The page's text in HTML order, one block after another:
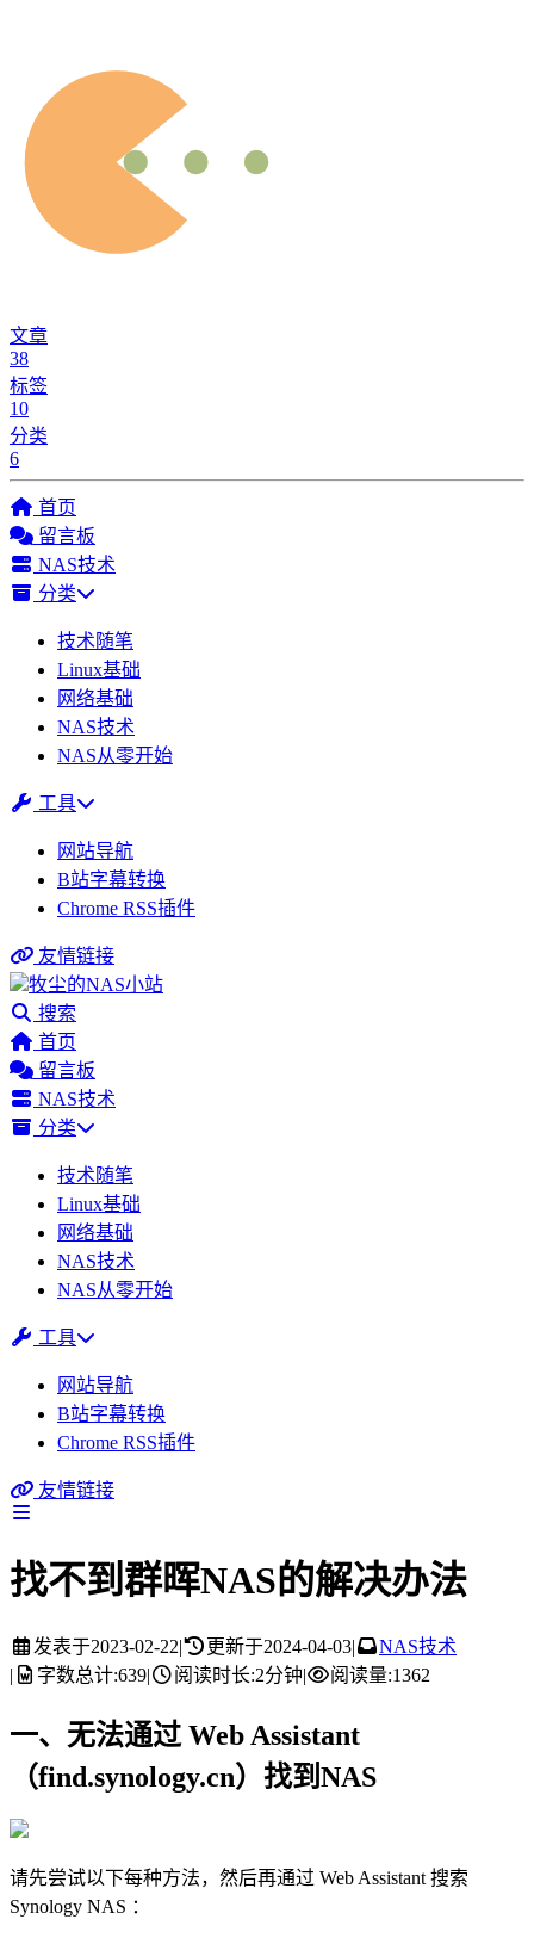
文章
38
标签
10
分类
6
首页
留言板
NAS技术
分类
技术随笔
Linux基础
网络基础
NAS技术
NAS从零开始
工具
网站导航
B站字幕转换
Chrome RSS插件
友情链接
牧尘的NAS小站
搜索
首页
留言板
NAS技术
分类
技术随笔
Linux基础
网络基础
NAS技术
NAS从零开始
工具
网站导航
B站字幕转换
Chrome RSS插件
友情链接
找不到群晖NAS的解决办法
发表于2023-02-22| 更新于2024-04-03|
NAS技术
|
字数总计:639| 阅读时长:2分钟| 阅读量:1362
一、无法通过 Web Assistant
（find.synology.cn）找到NAS
请先尝试以下每种方法，然后再通过 Web Assistant 搜索
Synology NAS ：